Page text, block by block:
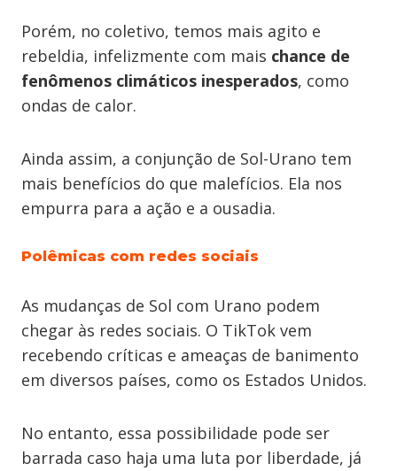
Porém, no coletivo, temos mais agito e
rebeldia, infelizmente com mais chance de
fenômenos climáticos inesperados, como
ondas de calor.
Ainda assim, a conjunção de Sol-Urano tem
mais benefícios do que malefícios. Ela nos
empurra para a ação e a ousadia.
Polêmicas com redes sociais
As mudanças de Sol com Urano podem
chegar às redes sociais. O TikTok vem
recebendo críticas e ameaças de banimento
em diversos países, como os Estados Unidos.
No entanto, essa possibilidade pode ser
barrada caso haja uma luta por liberdade, já